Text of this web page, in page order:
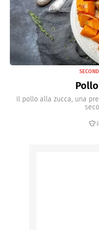
Il pollo alla zucca, una